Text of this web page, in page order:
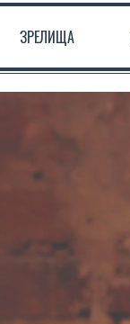
ЗРЕЛИЩА